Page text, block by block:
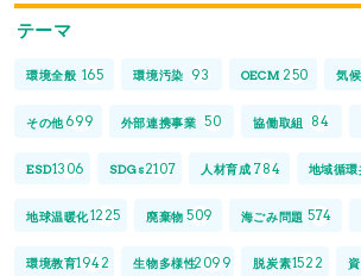
テーマ
環境全般 165 環境汚染 93 OECM 250 気
その他699 外部連携事業 50 協働取組 84
ESD1306 SDGs2107 人材育成 784 地域循環
地球温暖化1225 廃棄物 509 海ごみ問題 574
環境教育1942 生物多様性2099 脱炭素1522